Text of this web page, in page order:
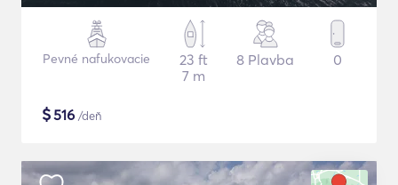
Pevné nafukovacie
23 ft
7 m
8 Plavba 0
$516 /deň